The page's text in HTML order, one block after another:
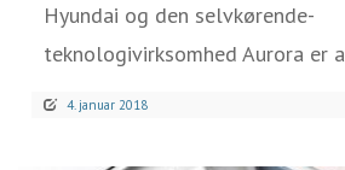
Hyundai og den selvkørende-
teknologivirksomhed Aurora er
4. januar 2018